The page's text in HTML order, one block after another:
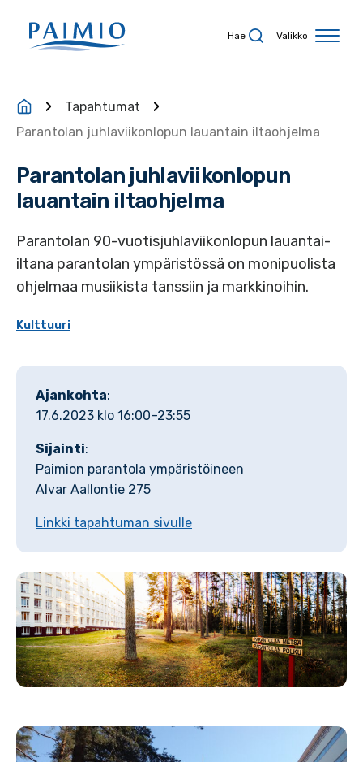
Hae Valikko
Tapahtumat
Parantolan juhlaviikonlopun lauantain iltaohjelma
Parantolan juhlaviikonlopun
lauantain iltaohjelma
Parantolan 90-vuotisjuhlaviikonlopun lauantai-
iltana parantolan ympäristössä on monipuolista
ohjelmaa musiikista tanssiin ja markkinoihin.
Kulttuuri
Ajankohta:
17.6.2023 klo 16:00–23:55
Sijainti:
Paimion parantola ympäristöineen
Alvar Aallontie 275
Linkki tapahtuman sivulle